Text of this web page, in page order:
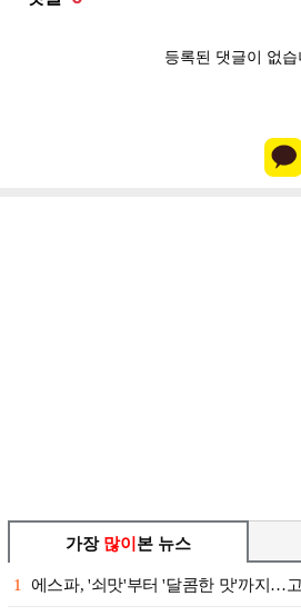
가장 많이 본 뉴스
1 에스파, '쇠맛'부터 '달콤한 맛'까지…